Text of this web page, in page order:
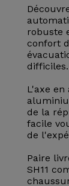
robuste
confort
difficiles.
L'axe
de la
facile
de
Paire
SH11